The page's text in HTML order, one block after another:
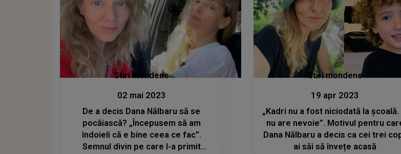
Stiri mondene
02 mai 2023
De a decis Dana Nălbaru să se
pocăiască? „Începusem să am
îndoieli că e bine ceea ce fac”.
Semnul divin pe care l-a primit
Stiri mondene
19 apr 2023
„Kadri nu a fost niciodată la școală.
nu are nevoie”. Motivul pentru
Dana Nălbaru a decis ca cei trei
ai săi să învețe acasă